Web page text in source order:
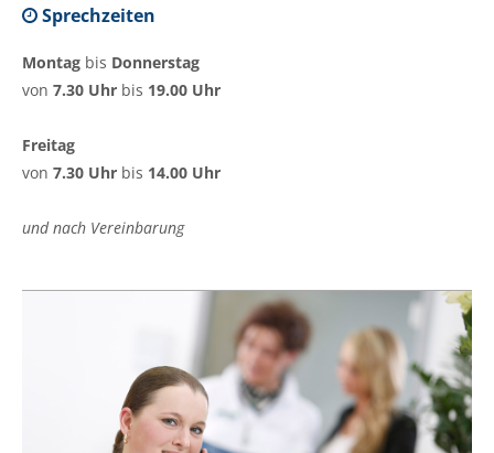
Sprechzeiten
Montag bis Donnerstag
von 7.30 Uhr bis 19.00 Uhr
Freitag
von 7.30 Uhr bis 14.00 Uhr
und nach Vereinbarung